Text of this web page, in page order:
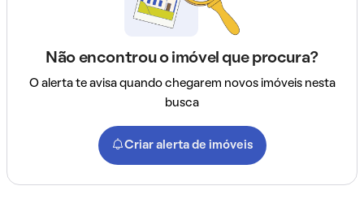
Não encontrou o imóvel que procura?
O alerta te avisa quando chegarem novos imóveis nesta
busca
Criar alerta de imóveis